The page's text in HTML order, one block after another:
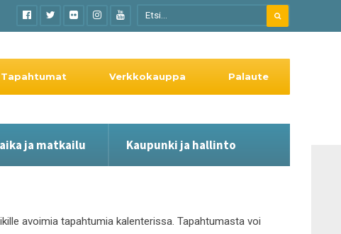
ja matkailu Kaupunki ja hallinto
Tapahtumat Verkkokauppa Palaute
avoimia tapahtumia kalenterissa. Tapahtumasta voi